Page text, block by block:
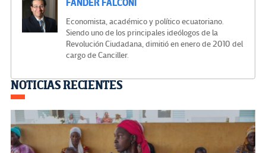
FANDER FALCONÍ
Economista, académico y político ecuatoriano.
Siendo uno de los principales ideólogos de la
Revolución Ciudadana, dimitió en enero de 2010 del
cargo de Canciller.
Navegación
de
entradas
NOTICIAS RECIENTES